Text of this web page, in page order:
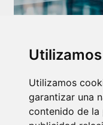
Utilizamos
garantizar una
contenido de la